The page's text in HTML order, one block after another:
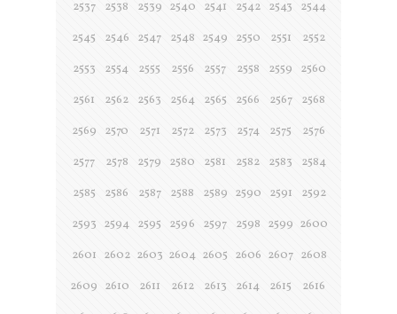
2537
2538 2539 2540 2541 2542 2543
2544
2545
2546 2547 2548 2549 2550 2551
2552
2553
2554 2555 2556 2557 2558 2559
2560
2561
2562 2563 2564 2565 2566 2567
2568
2569
2570 2571 2572 2573 2574 2575
2576
2577
2578 2579 2580 2581 2582 2583
2584
2585
2586 2587 2588 2589 2590 2591
2592
2593 2594 2595 2596 2597 2598 2599 2600
2601 2602 2603 2604 2605 2606 2607 2608
2609 2610 2611 2612 2613 2614 2615
2616